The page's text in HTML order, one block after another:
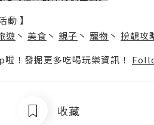
動 】
遊 丶 美食 丶 親子 丶 寵物 丶 扮靚攻
！發掘更多吃喝玩樂資訊！
收藏